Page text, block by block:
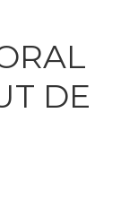
DE